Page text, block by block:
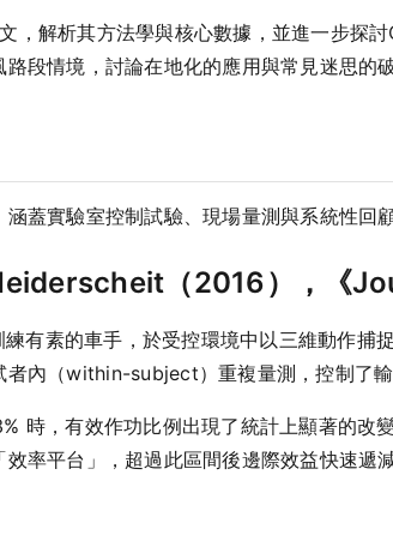
，解析其方法學與核心數據，並進一步探
段情境，討論在地化的應用與常見迷思的
蓋實驗室控制試驗、現場量測與系統性回
（2016），《
有素的車手，於受控環境中以三維動作
內（within-subject）重複量測，控制了輸
時，有效作功比例出現了統計上顯著的
率平台」，超過此區間後邊際效益快速